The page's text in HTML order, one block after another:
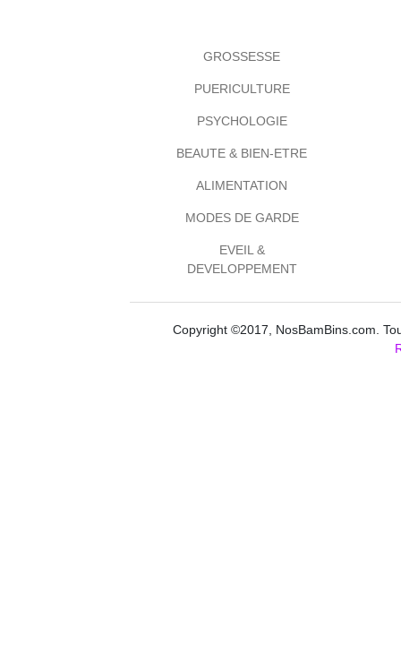
GROSSESSE
PUERICULTURE
PSYCHOLOGIE
BEAUTE & BIEN-ETRE
ALIMENTATION
MODES DE GARDE
EVEIL &
DEVELOPPEMENT
Copyright ©2017, NosBamBins.com.